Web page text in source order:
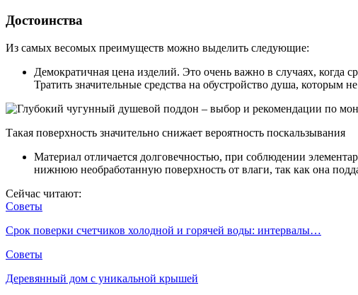
Достоинства
Из самых весомых преимуществ можно выделить следующие:
Демократичная цена изделий. Это очень важно в случаях, когда
Тратить значительные средства на обустройство душа,
Такая поверхность значительно снижает вероятность поскальзывания
Материал отличается долговечностью, при соблюдении
нижнюю необработанную поверхность от влаги, так как она
Сейчас читают:
Советы
Срок поверки счетчиков холодной и горячей воды: интервалы…
Советы
Деревянный дом с уникальной крышей